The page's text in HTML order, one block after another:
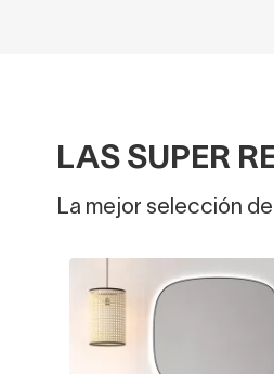
LAS SUPER
La mejor selección